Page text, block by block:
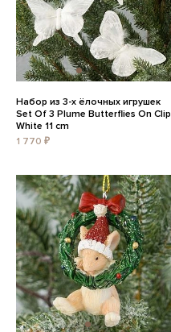
Набор из 3-х ёлочных игрушек
Set Of 3 Plume Butterflies On Clip
White 11 cm
1 770 ₽